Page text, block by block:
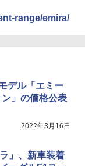
range/emira/
デル「エミー
」の価格公表
2022年3月16日
」、新車装着